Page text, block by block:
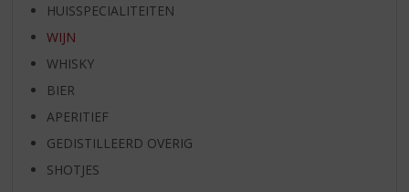
HUISSPECIALITEITEN
WIJN
WHISKY
BIER
APERITIEF
GEDISTILLEERD OVERIG
SHOTJES